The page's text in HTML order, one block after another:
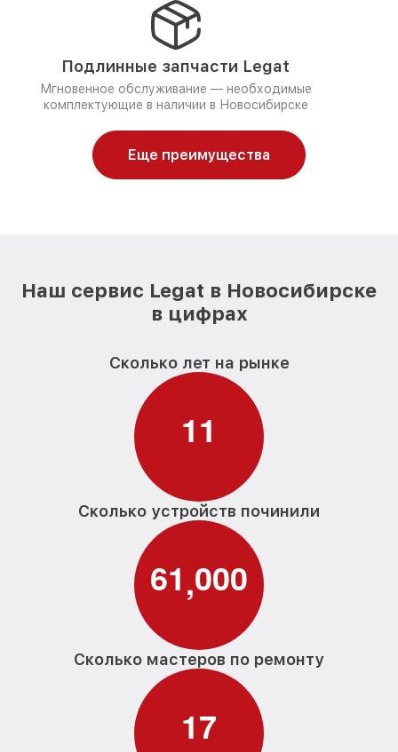
Подлинные запчасти Legat
Мгновенное обслуживание — необходимые
комплектующие в наличии в Новосибирске
Еще преимущества
Наш сервис Legat в Новосибирске
в цифрах
Сколько лет на рынке
11
Сколько устройств починили
61,000
Сколько мастеров по ремонту
17